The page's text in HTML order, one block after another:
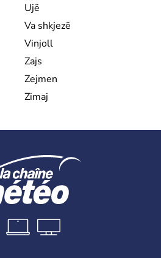
Ujë
Va shkjezë
Vinjoll
Zajs
Zejmen
Zimaj